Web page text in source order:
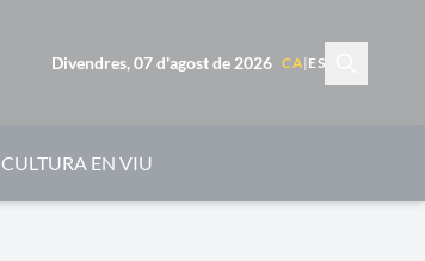
Divendres, 07 d'agost de 2026 CA| ES
CULTURA EN VIU